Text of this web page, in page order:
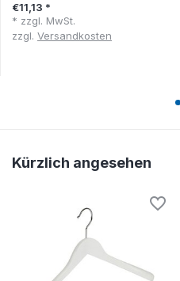
€11,13 *
* zzgl. MwSt.
zzgl. Versandkosten
Kürzlich angesehen